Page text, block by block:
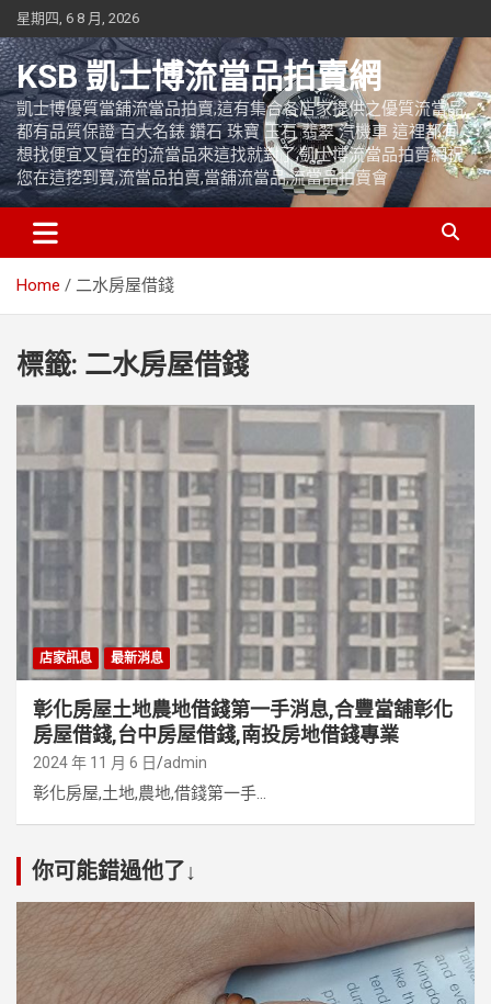
Skip
to
content
星期四, 6 8 月, 2026
KSB 凱士博流當品拍賣網
凱士博優質當舖流當品拍賣,這有集合各店家提供之優質流當品,
都有品質保證 百大名錶 鑽石 珠寶 玉石 翡翠 汽機車 這裡都有
想找便宜又實在的流當品來這找就對了,凱士博流當品拍賣網祝
您在這挖到寶,流當品拍賣,當舖流當品,流當品拍賣會
Home 二水房屋借錢
標籤: 二水房屋借錢
店家訊息 最新消息
彰化房屋土地農地借錢第一手消息,合豐當舖彰化
房屋借錢,台中房屋借錢,南投房地借錢專業
2024 年 11 月 6 日 admin
彰化房屋,土地,農地,借錢第一手...
你可能錯過他了↓